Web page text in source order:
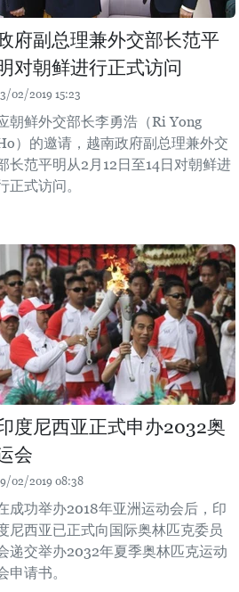
府副总理兼外交部长范平
对朝鲜进行正式访问
02/2019 15:23
朝鲜外交部长李勇浩（Ri Yong
）的邀请，越南政府副总理兼外交
长范平明从2月12日至14日对朝鲜进
正式访问。
度尼西亚正式申办2032奥
会
02/2019 08:38
成功举办2018年亚洲运动会后，印
尼西亚已正式向国际奥林匹克委员
递交举办2032年夏季奥林匹克运动
申请书。